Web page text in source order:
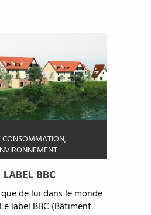
CONSOMMATION,
LABEL BBC
de lui dans le monde
label BBC (Bâtiment